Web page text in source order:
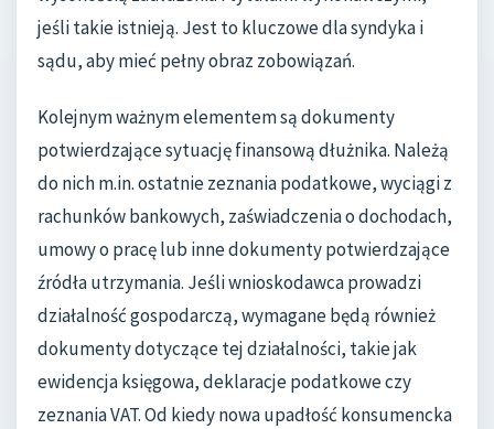
jeśli takie istnieją. Jest to kluczowe dla syndyka i
sądu, aby mieć pełny obraz zobowiązań.
Kolejnym ważnym elementem są dokumenty
potwierdzające sytuację finansową dłużnika. Należą
do nich m.in. ostatnie zeznania podatkowe, wyciągi z
rachunków bankowych, zaświadczenia o dochodach,
umowy o pracę lub inne dokumenty potwierdzające
źródła utrzymania. Jeśli wnioskodawca prowadzi
działalność gospodarczą, wymagane będą również
dokumenty dotyczące tej działalności, takie jak
ewidencja księgowa, deklaracje podatkowe czy
zeznania VAT. Od kiedy nowa upadłość konsumencka